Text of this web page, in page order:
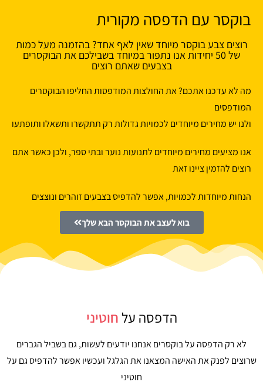
בוקסר עם הדפסה מקורית
רוצים צבע בוקסר מיוחד שאין לאף אחד? בהזמנה מעל כמות
של 50 יחידות אנו נתפור במיוחד בשבילכם את הבוקסרים
בצבעים שאתם רוצים
מה לא עדכנו אתכם? את החולצות המודפסות החליפו הבוקסרים
המודפסים
ולנו יש מחירים מיוחדים לכמויות גדולות רק תתקשרו ותשאלו ותופתעו
אנו מציעים מחירים מיוחדים לתנועות נוער ובתי ספר, ולכן כאשר אתם
רוצים להזמין ציינו זאת
הנחות מיוחדות לכמויות, אפשר להדפיס בצבעים זוהרים ונוצצים
בוא לעצב את הבוקסר הבא שלך
הדפסה על חוטיני
לא רק הדפסה על בוקסרים אנחנו יודעים לעשות, גם בשביל הגברים
שרוצים לפנק את האישה המצאנו את הגלגל ועכשיו אפשר להדפיס גם על
חוטיני